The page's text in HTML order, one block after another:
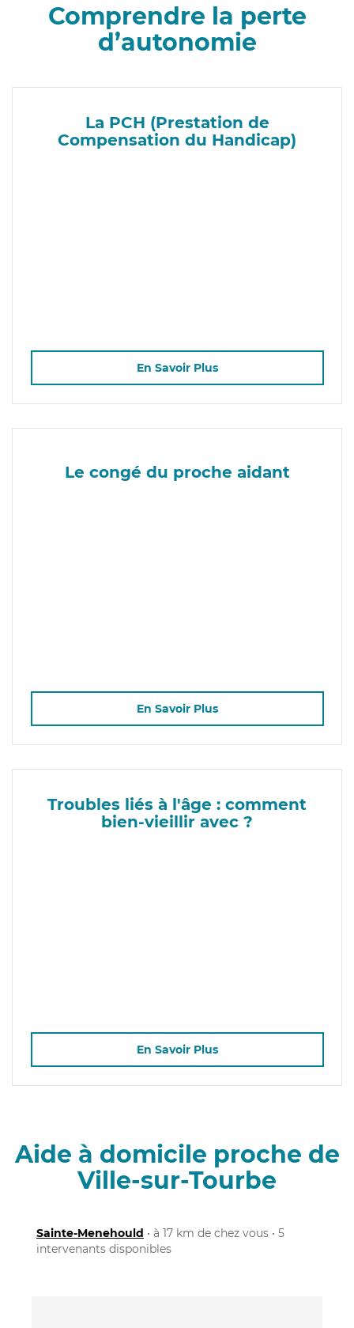
Comprendre la perte
d’autonomie
La PCH (Prestation de
Compensation du Handicap)
En Savoir Plus
Le congé du proche aidant
En Savoir Plus
Troubles liés à l'âge : comment
bien-vieillir avec ?
En Savoir Plus
Aide à domicile proche de
Ville-sur-Tourbe
Sainte-Menehould • à 17 km de chez vous • 5
intervenants disponibles